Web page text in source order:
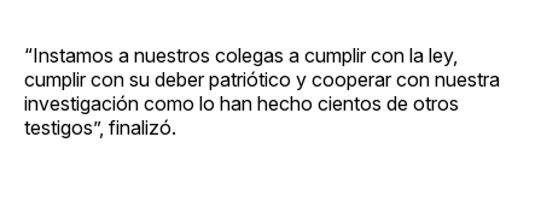
“Instamos a nuestros colegas a cumplir con la ley,
cumplir con su deber patriótico y cooperar con nuestra
investigación como lo han hecho cientos de otros
testigos”, finalizó.